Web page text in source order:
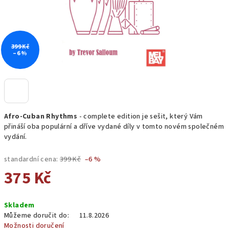
Afro-Cuban Rhythms - complete edition je sešit, který Vám
přináší oba populární a dříve vydané díly v tomto novém společném
vydání.
standardní cena: 399 Kč –6 %
375 Kč
cena:
Skladem
Můžeme doručit do:
11.8.2026
Možnosti doručení
399 Kč
–6 %